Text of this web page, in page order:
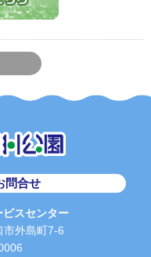
問合せ
スセンター
市外島町7-6